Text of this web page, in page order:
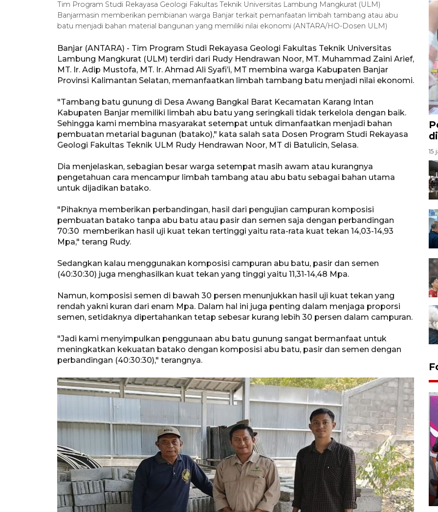
Tim Program Studi Rekayasa Geologi Fakultas Teknik Universitas Lambung Mangkurat (ULM)
Banjarmasin memberikan pembianan warga Banjar terkait pemanfaatan limbah tambang atau abu
batu menjadi bahan material bangunan yang memiliki nilai ekonomi (ANTARA/HO-Dosen ULM)
Banjar (ANTARA) - Tim Program Studi Rekayasa Geologi Fakultas Teknik Universitas
Lambung Mangkurat (ULM) terdiri dari Rudy Hendrawan Noor, MT. Muhammad Zaini Arief,
MT. Ir. Adip Mustofa, MT. Ir. Ahmad Ali Syafi’i, MT membina warga Kabupaten Banjar
Provinsi Kalimantan Selatan, memanfaatkan limbah tambang batu menjadi nilai ekonomi.
"Tambang batu gunung di Desa Awang Bangkal Barat Kecamatan Karang Intan
Kabupaten Banjar memiliki limbah abu batu yang seringkali tidak terkelola dengan baik.
Sehingga kami membina masyarakat setempat untuk dimanfaatkan menjadi bahan
pembuatan metarial bagunan (batako)," kata salah sata Dosen Program Studi Rekayasa
Geologi Fakultas Teknik ULM Rudy Hendrawan Noor, MT di Batulicin, Selasa.
Dia menjelaskan, sebagian besar warga setempat masih awam atau kurangnya
pengetahuan cara mencampur limbah tambang atau abu batu sebagai bahan utama
untuk dijadikan batako.
"Pihaknya memberikan perbandingan, hasil dari pengujian campuran komposisi
pembuatan batako tanpa abu batu atau pasir dan semen saja dengan perbandingan
70:30 memberikan hasil uji kuat tekan tertinggi yaitu rata-rata kuat tekan 14,03-14,93
Mpa," terang Rudy.
Sedangkan kalau menggunakan komposisi campuran abu batu, pasir dan semen
(40:30:30) juga menghasilkan kuat tekan yang tinggi yaitu 11,31-14,48 Mpa.
Namun, komposisi semen di bawah 30 persen menunjukkan hasil uji kuat tekan yang
rendah yakni kuran dari enam Mpa. Dalam hal ini juga penting dalam menjaga proporsi
semen, setidaknya dipertahankan tetap sebesar kurang lebih 30 persen dalam campuran.
"Jadi kami menyimpulkan penggunaan abu batu gunung sangat bermanfaat untuk
meningkatkan kekuatan batako dengan komposisi abu batu, pasir dan semen dengan
perbandingan (40:30:30)," terangnya.
15
Ketua DPRD Syahrial hadiri
pembukaan Turnamen Sepak
Bola Usia Dini
23 Juli 2026 21:36